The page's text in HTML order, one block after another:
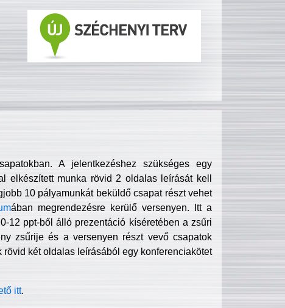
A jelentkezéshez szükséges egy
elkészített munka rövid 2 oldalas leírását kell
10 pályamunkát beküldő csapat részt vehet
ában megrendezésre kerülő versenyen. Itt a
12 ppt-ből álló prezentáció kíséretében a zsűri
zsűrije és a versenyen részt vevő csapatok
két oldalas leírásából egy konferenciakötet
itt.